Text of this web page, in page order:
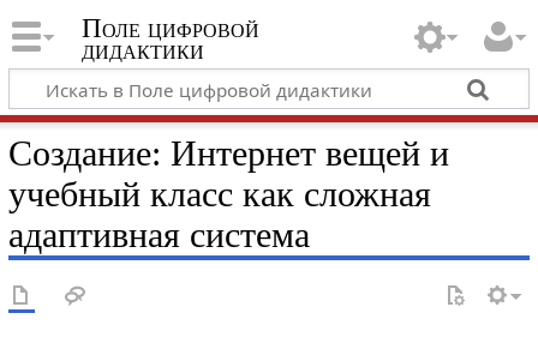
Поле цифровой
дидактики
Создание: Интернет вещей и
учебный класс как сложная
адаптивная система